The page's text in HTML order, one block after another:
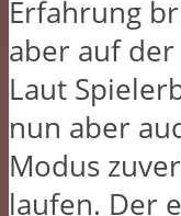
Erfahrung
aber auf
Laut
nun aber
Modus
laufen. Der